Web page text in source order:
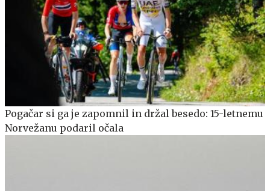
Pogačar si ga je zapomnil in držal besedo: 15-letnemu
Norvežanu podaril očala